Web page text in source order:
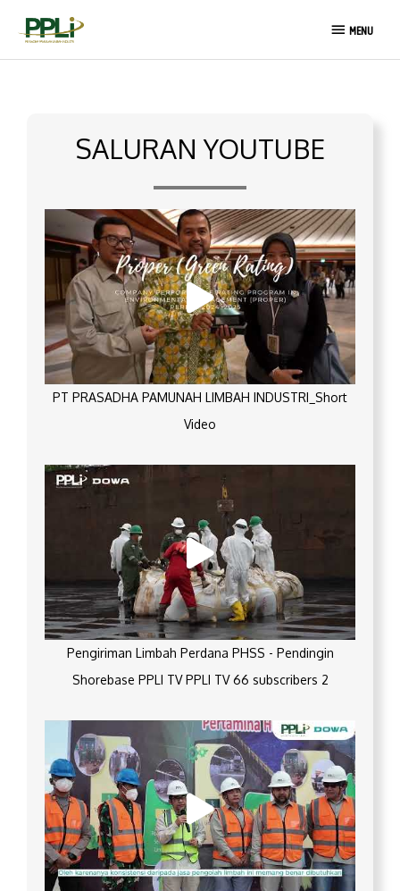
MENU
MENU
SALURAN YOUTUBE
PT PRASADHA PAMUNAH LIMBAH INDUSTRI_Short
Video
Pengiriman Limbah Perdana PHSS - Pendingin
Shorebase PPLI TV PPLI TV 66 subscribers 2